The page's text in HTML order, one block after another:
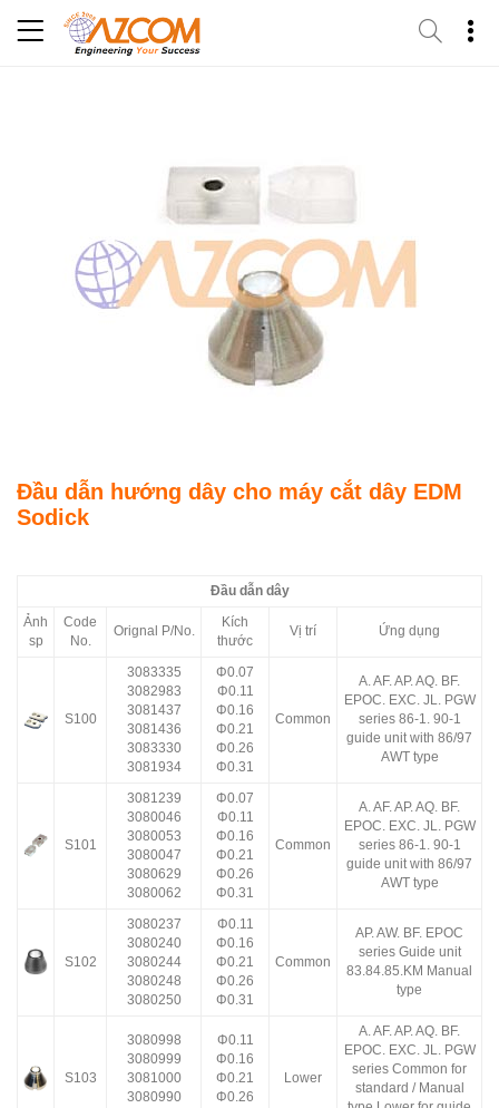
Đầu dẫn hướng dây cho máy cắt dây EDM
Sodick
Đầu dẫn dây
Ảnh
sp
Code
No.
Orignal P/No.
Kích
thước
Vị trí Ứng dụng
S100
3083335
3082983
3081437
3081436
3083330
3081934
Φ0.07
Φ0.11
Φ0.16
Φ0.21
Φ0.26
Φ0.31
Common
A. AF. AP. AQ. BF.
EPOC. EXC. JL. PGW
series 86-1. 90-1
guide unit with 86/97
AWT type
S101
3081239
3080046
3080053
3080047
3080629
3080062
Φ0.07
Φ0.11
Φ0.16
Φ0.21
Φ0.26
Φ0.31
Common
A. AF. AP. AQ. BF.
EPOC. EXC. JL. PGW
series 86-1. 90-1
guide unit with 86/97
AWT type
S102
3080237
3080240
3080244
3080248
3080250
Φ0.11
Φ0.16
Φ0.21
Φ0.26
Φ0.31
Common
AP. AW. BF. EPOC
series Guide unit
83.84.85.KM Manual
type
S103
3080998
3080999
3081000
3080990
Φ0.11
Φ0.16
Φ0.21
Φ0.26
Lower
A. AF. AP. AQ. BF.
EPOC. EXC. JL. PGW
series Common for
standard / Manual